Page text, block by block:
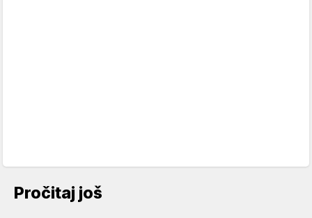
Pročitaj još